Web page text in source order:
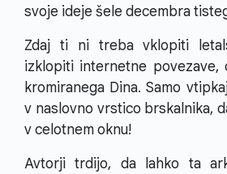
svoje ideje šele decembra
Zdaj ti ni treba vklopiti
izklopiti internetne
kromiranega Dina. Samo
v naslovno vrstico brskalnika,
v celotnem oknu!
Avtorji trdijo, da lahko ta